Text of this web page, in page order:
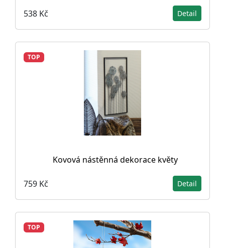
538 Kč Detail
TOP
Kovová nástěnná dekorace květy
759 Kč Detail
TOP